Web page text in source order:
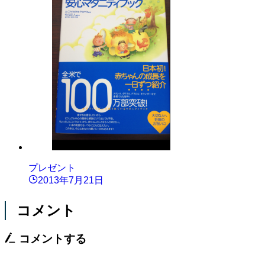
プレゼント
2013年7月21日
コメント
コメントする